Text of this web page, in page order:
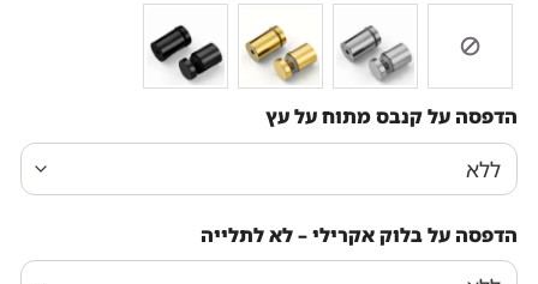
הדפסה על קנבס מתוח על עץ
הדפסה על בלוק אקרילי – לא לתלייה